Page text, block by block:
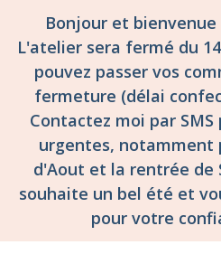
Bonjour et
L'atelier sera fermé du
pouvez passer vos
fermeture (délai
Contactez moi par
urgentes, notamment
d'Aout et la rentrée de
souhaite un bel été et
pour votre